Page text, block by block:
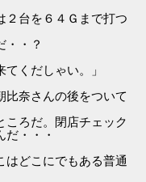
２台を６４Ｇまで打つ
・・？
くだしゃい。」
比奈さんの後をついて
ころだ。閉店チェック
・・・
はどこにでもある普通